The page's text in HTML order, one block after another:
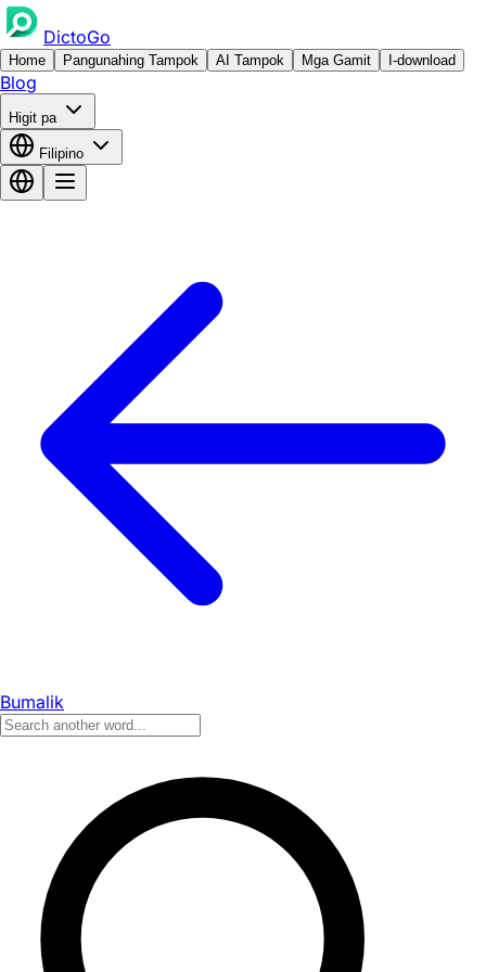
DictoGo
Home Pangunahing Tampok AI Tampok Mga Gamit I-download
Blog
Higit pa
Filipino
Bumalik